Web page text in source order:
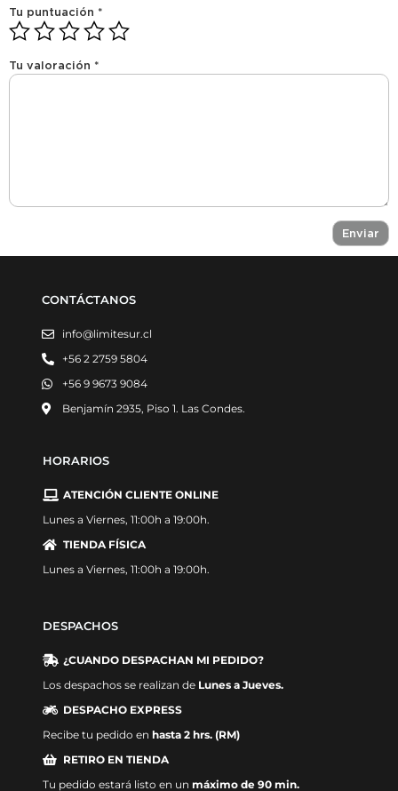
Tu puntuación *
Tu valoración *
CONTÁCTANOS
info@limitesur.cl
+56 2 2759 5804
+56 9 9673 9084
Benjamín 2935, Piso 1. Las Condes.
HORARIOS
ATENCIÓN CLIENTE ONLINE
Lunes a Viernes, 11:00h a 19:00h.
TIENDA FÍSICA
Lunes a Viernes, 11:00h a 19:00h.
DESPACHOS
¿CUANDO DESPACHAN MI PEDIDO?
Los despachos se realizan de Lunes a Jueves.
DESPACHO EXPRESS
Recibe tu pedido en hasta 2 hrs. (RM)
RETIRO EN TIENDA
Tu pedido estará listo en un máximo de 90 min.